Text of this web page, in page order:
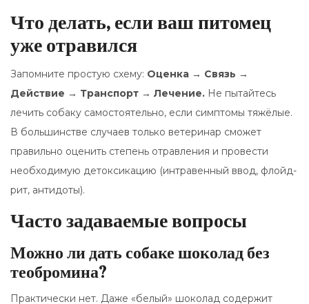
Что делать, если ваш питомец
уже отравился
Запомните простую схему: Оценка → Связь →
Действие → Транспорт → Лечение. Не пытайтесь
лечить собаку самостоятельно, если симптомы тяжёлые.
В большинстве случаев только ветеринар сможет
правильно оценить степень отравления и провести
необходимую детоксикацию (интравенный ввод, флойд-
рит, антидоты).
Часто задаваемые вопросы
Можно ли дать собаке шоколад без
теобромина?
Практически нет. Даже «белый» шоколад содержит